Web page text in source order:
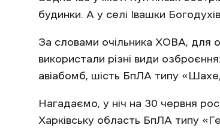
будинки. А у селі Івашки
За словами очільника ХОВА, для
використали різні види
авіабомб, шість БпЛА типу
Нагадаємо, у ніч на 30 червня
Харківську область БпЛА типу